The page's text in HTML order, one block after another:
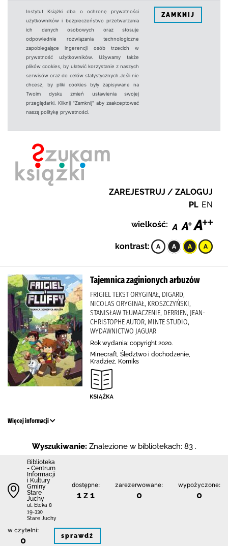
Instytut Książki dba o ochronę prywatności
użytkowników i bezpieczeństwo przetwarzania
ich danych osobowych oraz stosuje
odpowiednie rozwiązania technologiczne
zapobiegające ingerencji osób trzecich w
prywatność użytkowników. Używamy także
plików cookies, by ułatwić korzystanie z naszych
serwisów oraz do celów statystycznych.Jeśli nie
chcesz, by pliki cookies były zapisywane na
Twoim dysku zmień ustawienia swojej
przeglądarki. Kliknij "Zamknij" aby zaakceptować
naszą politykę prywatności.
ZAMKNIJ
ZAREJESTRUJ / ZALOGUJ
PL EN
wielkość:
kontrast:
Tajemnica zaginionych arbuzów
FRIGIEL TEKST ORYGINAŁ, DIGARD,
NICOLAS ORYGINAŁ, KROSZCZYŃSKI,
STANISŁAW TŁUMACZENIE, DERRIEN, JEAN-
CHRISTOPHE AUTOR, MINTE STUDIO,
WYDAWNICTWO JAGUAR
Rok wydania: copyright 2020.
Minecraft, Śledztwo i dochodzenie,
Kradzież, Komiks
Więcej informacji
Wyszukiwanie: Znalezione w bibliotekach: 83 .
Biblioteka
- Centrum
Informacji
i Kultury
Gminy
Stare
Juchy
ul. Ełcka 8
19-330
Stare Juchy
dostępne:
1 z 1
zarezerwowane:
0
wypożyczone:
0
w czytelni:
0 sprawdź